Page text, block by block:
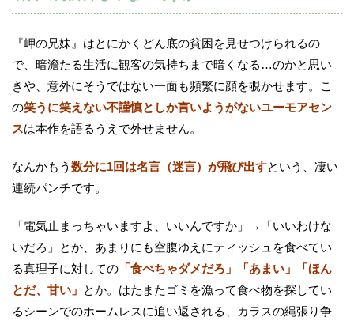
『岬の兄妹』はとにかくどん底の貧困を見せつけられるの
で、暗澹たる生活に観客の気持ちまで暗くなる…のかと思い
きや、意外にそうではない一面も頻繁に顔を覗かせます。こ
の笑うに笑えない不謹慎としか言いようがないユーモアセン
スは本作を語るうえで外せません。
なんかもう 数分に1回は名言（迷言）が飛び出すという、凄い
連続パンチです。
「電気止まっちゃいますよ、いいんですか」→「いいわけな
いだろ」とか、あまりにも空腹ゆえにティッシュを食べてい
る真理子に対しての 「食べちゃダメだろ」「あまい」「ほん
とだ、甘い」 とか。はたまたゴミを漁って食べ物を探してい
るシーンでのホームレスに追い返される、カラスの縄張り争